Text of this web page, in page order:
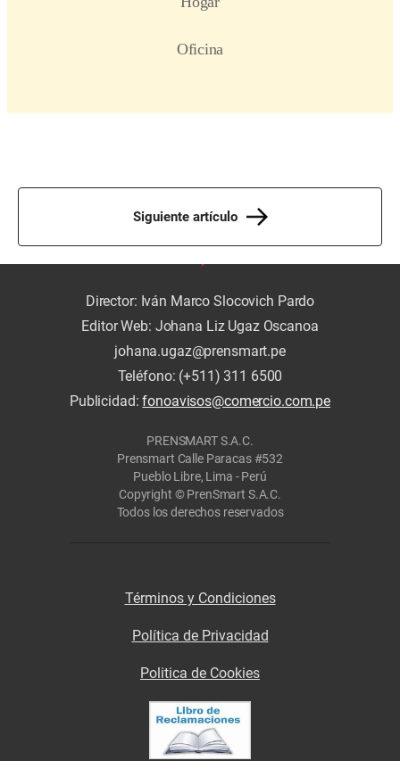
Siguiente artículo
Director: Iván Marco Slocovich Pardo
Editor Web: Johana Liz Ugaz Oscanoa
johana.ugaz@prensmart.pe
Teléfono: (+511) 311 6500
Publicidad:fonoavisos@comercio.com.pe
PRENSMART S.A.C.
Prensmart Calle Paracas #532
Pueblo Libre, Lima - Perú
Copyright © PrenSmart S.A.C.
Todos los derechos reservados
Términos y Condiciones
Política de Privacidad
Politica de Cookies